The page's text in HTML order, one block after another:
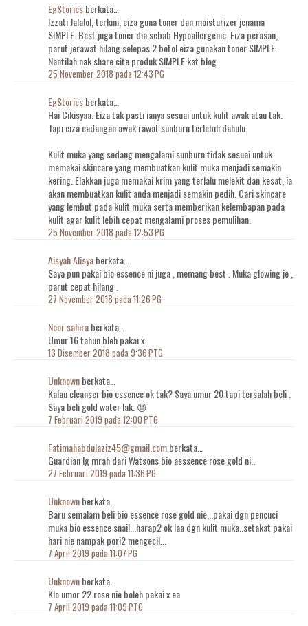
EgStoriesberkata…
Izzati Jalalol, terkini, eiza guna toner dan moisturizer jenama
SIMPLE. Best juga toner dia sebab Hypoallergenic. Eiza perasan,
parut jerawat hilang selepas 2 botol eiza gunakan toner SIMPLE.
Nantilah nak share cite produk SIMPLE kat blog.
25 November 2018 pada 12:43 PG
EgStoriesberkata…
Hai Cikisyaa. Eiza tak pasti ianya sesuai untuk kulit awak atau tak.
Tapi eiza cadangan awak rawat sunburn terlebih dahulu.
Kulit muka yang sedang mengalami sunburn tidak sesuai untuk
memakai skincare yang membuatkan kulit muka menjadi semakin
kering. Elakkan juga memakai krim yang terlalu melekit dan kesat, ia
akan membuatkan kulit anda menjadi semakin pedih. Cari skincare
yang lembut pada kulit muka serta memberikan kelembapan pada
kulit agar kulit lebih cepat mengalami proses pemulihan.
25 November 2018 pada 12:53 PG
Aisyah Alisyaberkata…
Saya pun pakai bio essence ni juga , memang best . Muka glowing je ,
parut cepat hilang .
27 November 2018 pada 11:26 PG
Noor sahiraberkata…
Umur 16 tahun bleh pakai x
13 Disember 2018 pada 9:36 PTG
Unknownberkata…
Kalau cleanser bio essence ok tak? Saya umur 20 tapi tersalah beli .
Saya beli gold water lak. 😓
7 Februari 2019 pada 12:00 PTG
Fatimahabdulaziz45@gmail.comberkata…
Guardian lg mrah dari Watsons bio asssence rose gold ni..
27 Februari 2019 pada 11:36 PG
Unknownberkata…
Baru semalam beli bio essence rose gold nie...pakai dgn pencuci
muka bio essence snail...harap2 ok laa dgn kulit muka..setakat pakai
hari nie nampak pori2 mengecil...
7 April 2019 pada 11:07 PG
Unknownberkata…
Klo umor 22 rose nie boleh pakai x ea
7 April 2019 pada 11:09 PTG